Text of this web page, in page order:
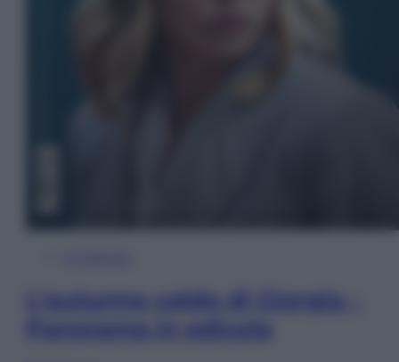
L’autunno caldo di Giorgia –